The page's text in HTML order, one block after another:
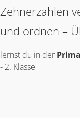
Zehnerzahlen
und ordnen –
lernst du in der
- 2. Klasse